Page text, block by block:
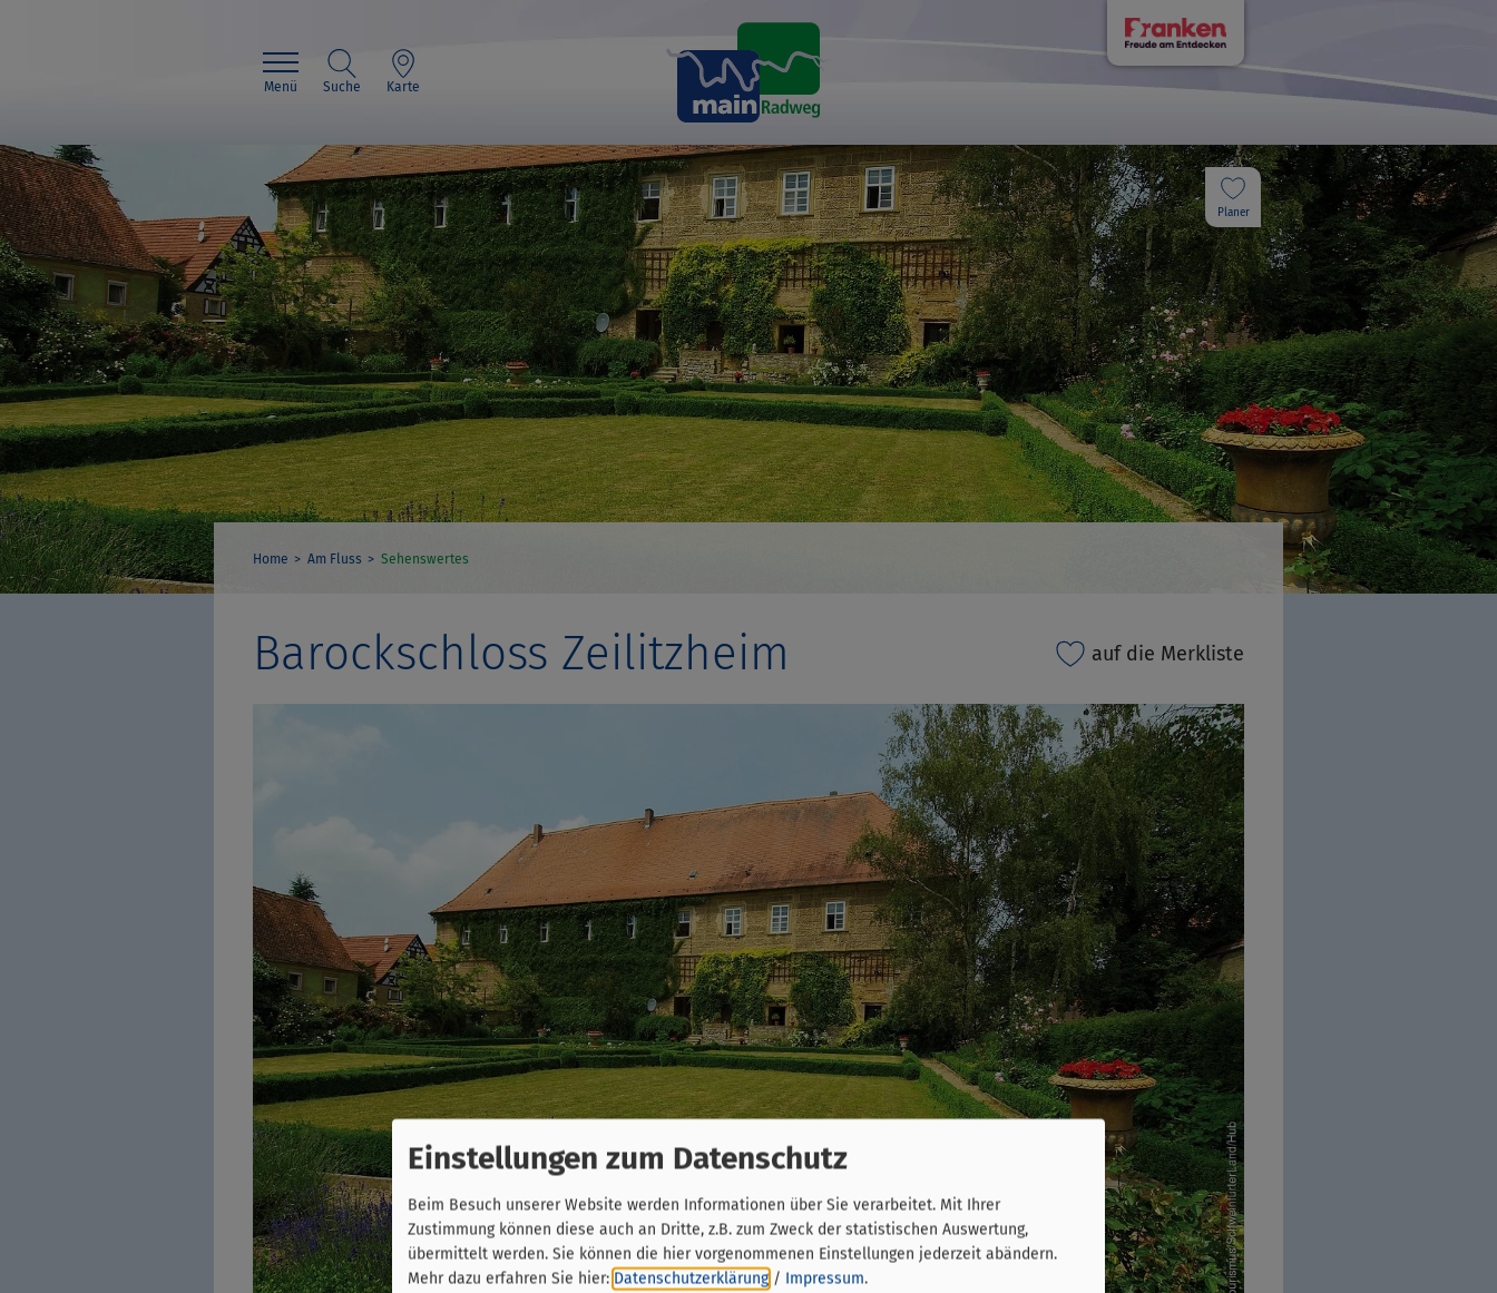
Menü Suche Karte
Planer
Home Am Fluss Sehenswertes
auf die Merkliste
Barockschloss Zeilitzheim
Einstellungen zum Datenschutz
Beim Besuch unserer Website werden Informationen über Sie verarbeitet. Mit Ihrer
Zustimmung können diese auch an Dritte, z.B. zum Zweck der statistischen Auswertung,
übermittelt werden. Sie können die hier vorgenommenen Einstellungen jederzeit abändern.
Mehr dazu erfahren Sie hier: Datenschutzerklärung / Impressum.